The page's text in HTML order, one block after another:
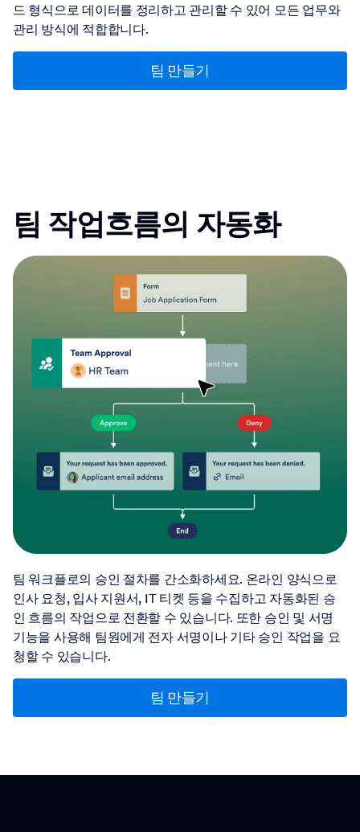
드 형식으로 데이터를 정리하고 관리할 수 있어 모든 업무와
관리 방식에 적합합니다.
팀 만들기
팀 작업흐름의 자동화
팀 워크플로의 승인 절차를 간소화하세요. 온라인 양식으로
인사 요청, 입사 지원서, IT 티켓 등을 수집하고 자동화된 승
인 흐름의 작업으로 전환할 수 있습니다. 또한 승인 및 서명
기능을 사용해 팀원에게 전자 서명이나 기타 승인 작업을 요
청할 수 있습니다.
팀 만들기